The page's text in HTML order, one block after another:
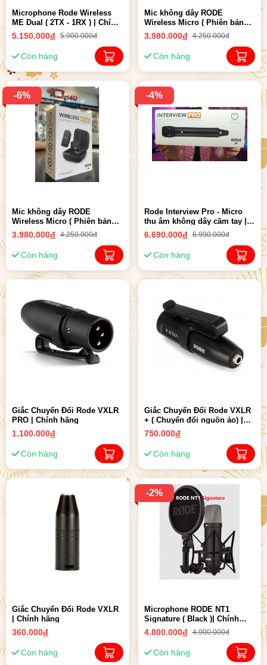
Microphone Rode Wireless
ME Dual ( 2TX - 1RX ) | Chính
Hãng
5.150.000đ 5.900.000đ
Còn hàng
Mic không dây RODE
Wireless Micro ( Phiên bản
Lightning ) | Chính Hãng
3.980.000đ 4.250.000đ
Còn hàng
-6%
Mic không dây RODE
Wireless Micro ( Phiên bản
Type-C ) Chính Hãng
3.980.000đ 4.250.000đ
Còn hàng
-4%
Rode Interview Pro - Micro
thu âm không dây cầm tay |
Chính Hãng
6.690.000đ 6.990.000đ
Còn hàng
Giắc Chuyển Đổi Rode VXLR
PRO | Chính hãng
1.100.000đ
Còn hàng
Giắc Chuyển Đổi Rode VXLR
+ ( Chuyển đổi nguồn ảo) |
Chính hãng
750.000đ
Còn hàng
Giắc Chuyển Đổi Rode VXLR
| Chính hãng
360.000đ
Còn hàng
-2%
Microphone RODE NT1
Signature ( Black )| Chính
Hãng
4.800.000đ 4.900.000đ
Còn hàng